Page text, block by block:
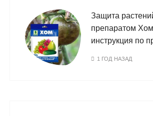
Защита
препаратом
инструкция по
1 ГОД НАЗАД